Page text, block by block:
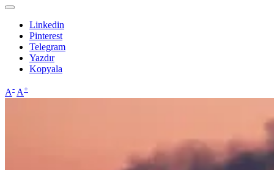
Linkedin
Pinterest
Telegram
Yazdır
Kopyala
A- A+